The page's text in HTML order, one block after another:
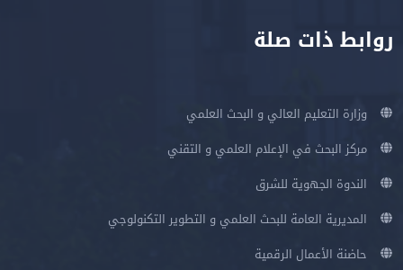
روابط ذات صلة
وزارة التعليم العالي و البحث العلمي
مركز البحث في الإعلام العلمي و التقني
الندوة الجهوية للشرق
المديرية العامة للبحث العلمي و التطوير التكنولوجي
حاضنة الأعمال الرقمية